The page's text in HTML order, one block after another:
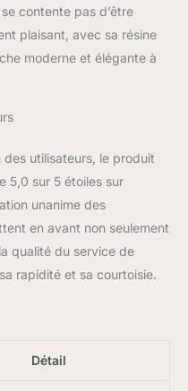
: 60L x 60l x 40H
max. : 240kg
double), 120kg
simple), 30kg
contente pas d’être
plaisant, avec sa résine
moderne et élégante à
utilisateurs, le produit
5,0 sur 5 étoiles sur
unanime des
en avant non seulement
qualité du service de
rapidité et sa courtoisie.
Détail